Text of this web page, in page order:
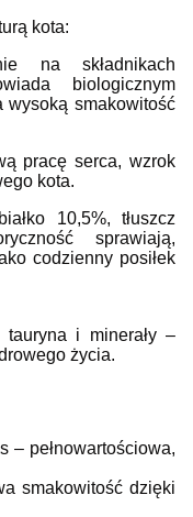
kota:
na składnikach
biologicznym
wysoką smakowitość
pracę serca, wzrok
kota.
10,5%, tłuszcz
sprawiają,
codzienny posiłek
i minerały –
życia.
– pełnowartościowa,
smakowitość dzięki